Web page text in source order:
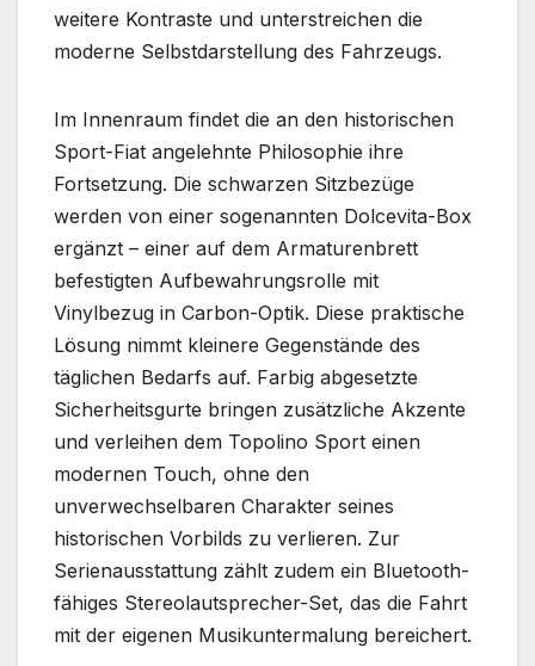
weitere Kontraste und unterstreichen die
moderne Selbstdarstellung des Fahrzeugs.
Im Innenraum findet die an den historischen
Sport-Fiat angelehnte Philosophie ihre
Fortsetzung. Die schwarzen Sitzbezüge
werden von einer sogenannten Dolcevita-Box
ergänzt – einer auf dem Armaturenbrett
befestigten Aufbewahrungsrolle mit
Vinylbezug in Carbon-Optik. Diese praktische
Lösung nimmt kleinere Gegenstände des
täglichen Bedarfs auf. Farbig abgesetzte
Sicherheitsgurte bringen zusätzliche Akzente
und verleihen dem Topolino Sport einen
modernen Touch, ohne den
unverwechselbaren Charakter seines
historischen Vorbilds zu verlieren. Zur
Serienausstattung zählt zudem ein Bluetooth-
fähiges Stereolautsprecher-Set, das die Fahrt
mit der eigenen Musikuntermalung bereichert.